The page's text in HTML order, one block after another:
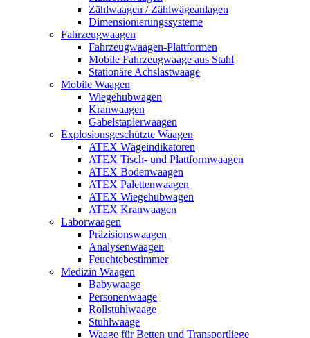
Zählwaagen / Zählwägeanlagen
Dimensionierungssysteme
Fahrzeugwaagen
Fahrzeugwaagen-Plattformen
Mobile Fahrzeugwaage aus Stahl
Stationäre Achslastwaage
Mobile Waagen
Wiegehubwagen
Kranwaagen
Gabelstaplerwaagen
Explosionsgeschützte Waagen
ATEX Wägeindikatoren
ATEX Tisch- und Plattformwaagen
ATEX Bodenwaagen
ATEX Palettenwaagen
ATEX Wiegehubwagen
ATEX Kranwaagen
Laborwaagen
Präzisionswaagen
Analysenwaagen
Feuchtebestimmer
Medizin Waagen
Babywaage
Personenwaage
Rollstuhlwaage
Stuhlwaage
Waage für Betten und Transportliege